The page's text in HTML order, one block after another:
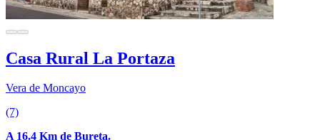
Casa Rural La Portaza
Vera de Moncayo
(7)
A 16.4 Km de Bureta.